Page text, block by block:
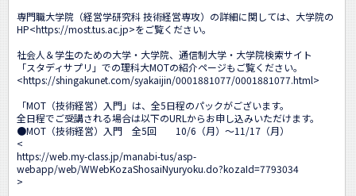
専門職大学院（経営学研究科 技術経営専攻）の詳細に関しては、大学院の
HP<https://most.tus.ac.jp>をご覧ください。
社会人＆学生のための大学・大学院、通信制大学・大学院検索サイト
「スタディサプリ」での理科大MOTの紹介ページもご覧ください。
<https://shingakunet.com/syakaijin/0001881077/0001881077.html>
「MOT（技術経営）入門」は、全5日程のパックがございます。
全日程でご受講される場合は以下のURLからお申し込みいただけます。
●MOT（技術経営）入門　全5回　　10/6（月）～11/17（月）
<
https://web.my-class.jp/manabi-tus/asp-
webapp/web/WWebKozaShosaiNyuryoku.do?kozaId=7793034
>